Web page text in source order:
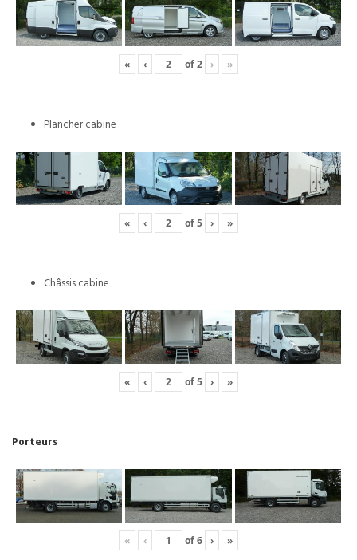
« ‹ of2 › »
Plancher cabine
« ‹ of5 › »
Châssis cabine
« ‹ of5 › »
Porteurs
« ‹ of6 › »